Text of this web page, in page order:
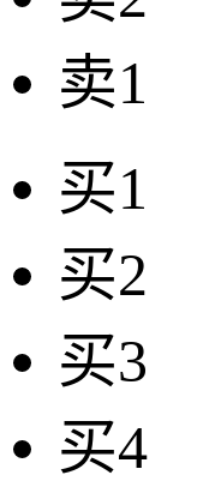
卖1
买1
买2
买3
买4